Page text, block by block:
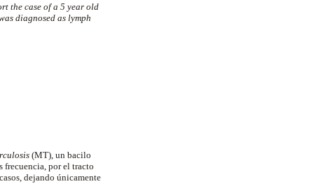
the case of a 5 year old
diagnosed as lymph
(MT), un bacilo
frecuencia, por el tracto
dejando únicamente